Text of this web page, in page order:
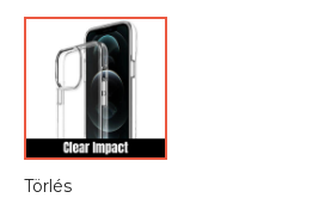
Törlés